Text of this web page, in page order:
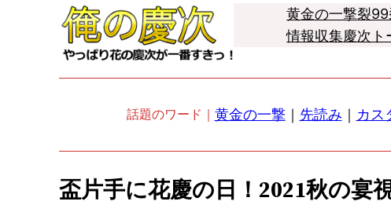
黄金の一撃裂99
情報収集慶次ト
話題のワード｜ 黄金の一撃｜ 先読み ｜ カス
盃片手に花慶の日！2021秋の宴